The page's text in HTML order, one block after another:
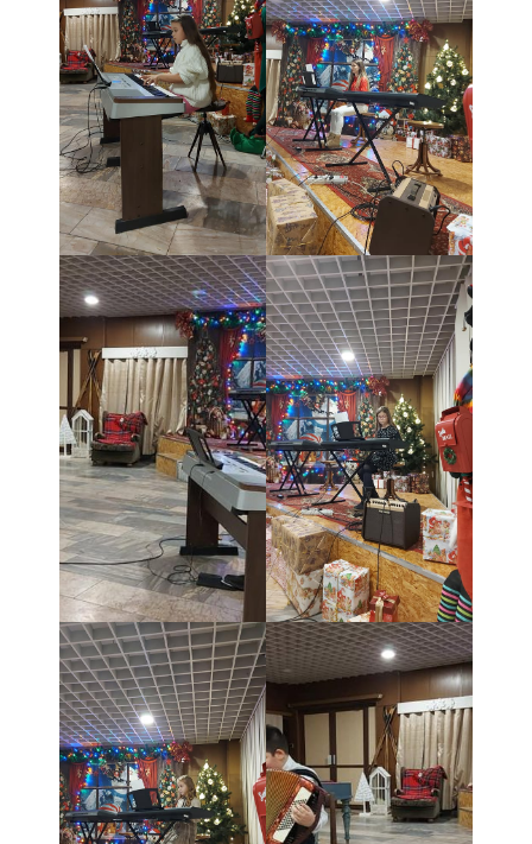
- Literárno – dramatický odbor
- SÚBORY NA ŠKOLE
Informácie
- Povinné zverejňovanie informácií
- - Organizačná štruktúra ZUŠ Poltár
- - Zriaďovacia listina ZUŠ Poltár
- - Zoznam platných vnútorných predpisov
- - Dodatok č.1, č.2 k ZL ZUŠ Poltár
- - Pedagogická rada
- Verejné obstarávanie
- - Plán verejného obstarávania
- - Súhrnná správa za rok 2021
- Dokumenty minedu a statpedu
- Prijímacie konanie
- Aktuality
- Informácia pre uchádzača o zamestnanie
- Termíny školských prázdnin